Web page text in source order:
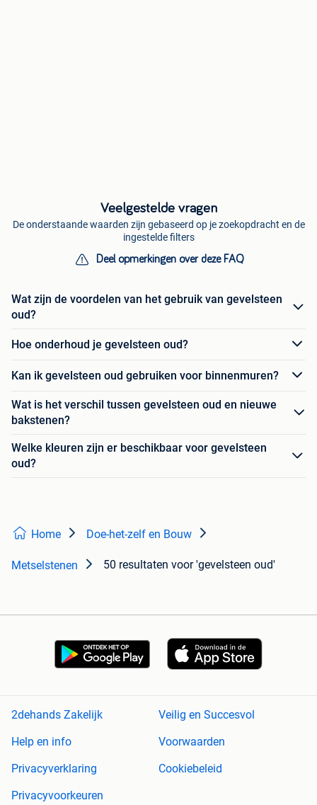
Veelgestelde vragen
De onderstaande waarden zijn gebaseerd op je zoekopdracht en de
ingestelde filters
Deel opmerkingen over deze FAQ
Wat zijn de voordelen van het gebruik van gevelsteen
oud?
Hoe onderhoud je gevelsteen oud?
Kan ik gevelsteen oud gebruiken voor binnenmuren?
Wat is het verschil tussen gevelsteen oud en nieuwe
bakstenen?
Welke kleuren zijn er beschikbaar voor gevelsteen
oud?
Home Doe-het-zelf en Bouw
Metselstenen 50 resultaten voor 'gevelsteen oud'
2dehands Zakelijk
Veilig en Succesvol
Help en info
Voorwaarden
Privacyverklaring
Cookiebeleid
Privacyvoorkeuren